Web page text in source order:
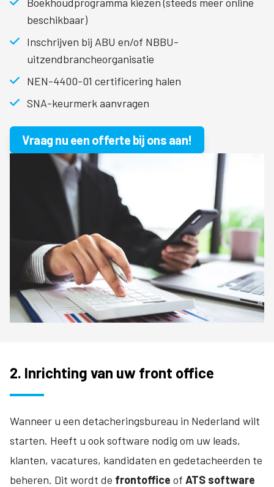
beschikbaar)
Inschrijven bij ABU en/of NBBU-
uitzendbrancheorganisatie
NEN-4400-01 certificering halen
SNA-keurmerk aanvragen
Vraag nu een offerte bij ons aan!
2. Inrichting van uw front office
Wanneer u een detacheringsbureau in Nederland wilt
starten. Heeft u ook software nodig om uw leads,
klanten, vacatures, kandidaten en gedetacheerden te
beheren. Dit wordt de frontoffice of ATS software